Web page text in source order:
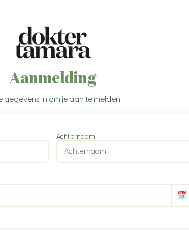
Aanmelding
gegevens in om je aan te melden.
Achternaam